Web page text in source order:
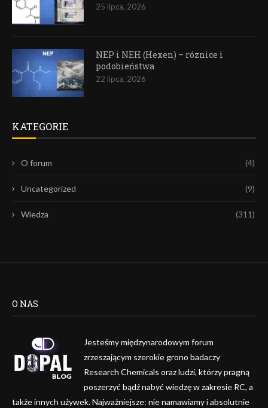
25 lipca, 2026
NEP i NEH (Hexen) – róznice i
podobieństwa
22 lipca, 2026
KATEGORIE
O forum (4)
Uncategorized (9)
Wiedza (311)
O NAS
Jesteśmy międzynarodowym forum
zrzeszającym szerokie grono badaczy
Research Chemicals oraz ludzi, którzy pragną
poszerzyć bądź nabyć wiedzę w zakresie RC, a
także innych używek. Najważniejsze: nie namawiamy i absolutnie